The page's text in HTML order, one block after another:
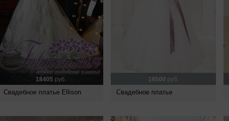
18405 руб.
Свадебное платье Ellison
16500 руб.
Свадебное платье